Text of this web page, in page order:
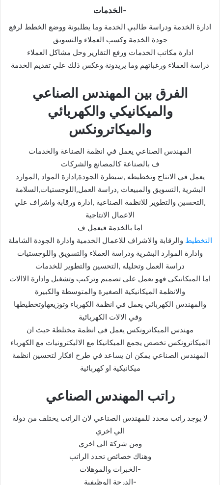
-الخدمات
ادارة الخدمة ودراسة طالبي الخدمة وما يطلبونة ووضع الخطط لرفع
جودة الخدمة وكسب العملاء والتسويق
ادارة مكاتب الخدمات ورفع التقارير وحل مشاكل العملاء
دراسة العملاء ورغباتهم وما يريدونة وعكس ذلك علي تقديم الخدمة
الفرق بين المهندس الصناعي
والميكانيكي والكهربائي
والميكاترونكس
المهندس الصناعي يعمل في انظمة الصناعة والخدمات
ف بالصناعة كالمصانع والشركات
يعمل في الانتاج وتخطيطه ,سيطرة الجودة,ادارة المواد ,الموارد
البشرية ,التسويق والمبيعات ,دراسة العمل,اللوجستيات,السلامة
,التحسين والتطوير للانظمة الصناعية ,ادارة ورقابة واشراف علي
الاعمال الانتاجية
اما بالخدمة فيعمل ف
التخطيط والرقابة والاشراف للاعمال الخدمية وادارة الجودة الشاملة
وادارة الموارد البشرية ودراسة العملاء والتسويق واللوجستيات
دراسة العمل وتحليله ,التحسين والتطوير للخدمات
اما الميكانيكي فهو يعمل علي تصميم وتركيب وتشغيل وادارة الاالات
والانظمة الميكانيكية الصغيرة والمتوسطة والكبيرة
والمهندس الكهربائي يعمل في انظمة الكهرباء وتوزيعهاوتخطيطها
وفي الالات الكهربائية
مهندس الميكاترونكس يعمل في انظمة مختلطة حيث ان
الميكاترونكس تخصص يجمع الميكانيكا مع الاليكترونيات مع الكهرباء
المهندس الصناعي يمكن ان يساعد في طرح افكار لتحسين انظمة
ميكانيكية او كهربائية
راتب المهندس الصناعي
لا يوجد راتب محدد للمهندس الصناعي لان الراتب يختلف من دولة
الي اخري
ومن شركة الي اخري
وهناك خصائص تحدد الراتب
-الخبرات والموهلات
-الدرجة الوظيفية